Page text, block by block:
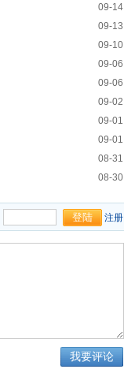
09-14
09-13
09-10
09-06
09-06
09-02
09-01
09-01
08-31
08-30
注册